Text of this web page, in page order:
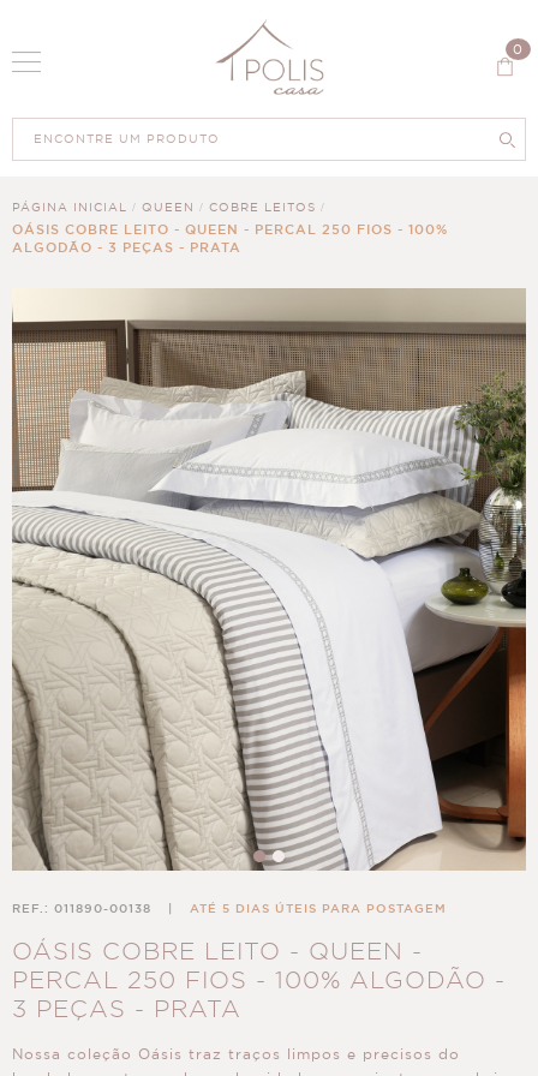
0
PÁGINA INICIAL QUEEN COBRE LEITOS
OÁSIS COBRE LEITO - QUEEN - PERCAL 250 FIOS - 100%
ALGODÃO - 3 PEÇAS - PRATA
REF.: 011890-00138 ATÉ 5 DIAS ÚTEIS PARA POSTAGEM
OÁSIS COBRE LEITO - QUEEN -
PERCAL 250 FIOS - 100% ALGODÃO -
3 PEÇAS - PRATA
Nossa coleção Oásis traz traços limpos e precisos do